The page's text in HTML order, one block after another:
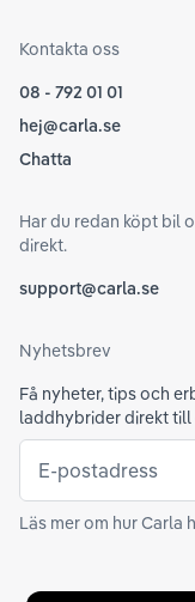
Kontakta oss
08 - 792 01 01
hej@carla.se
Chatta
Har du redan köpt bil
direkt.
support@carla.se
Nyhetsbrev
Få nyheter, tips och
laddhybrider direkt till
E-postadress
Läs mer om hur Carla